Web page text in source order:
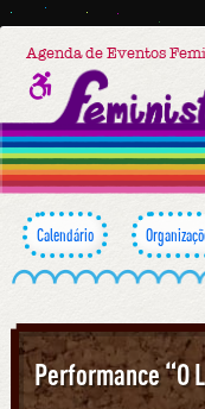
Agenda de Eventos
Calendário
Performance “O